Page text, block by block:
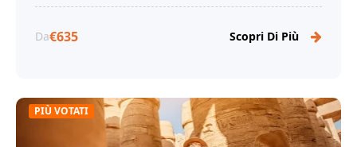
viaggio al Cairo con Tour Egitto!
Da€635 Scopri Di Più
PIÙ VOTATI